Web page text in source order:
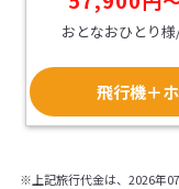
おとなおひとり
飛行機＋
※上記旅行代金は、2026年